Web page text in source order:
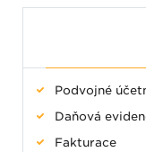
Podvojné
Daňová
Fakturace